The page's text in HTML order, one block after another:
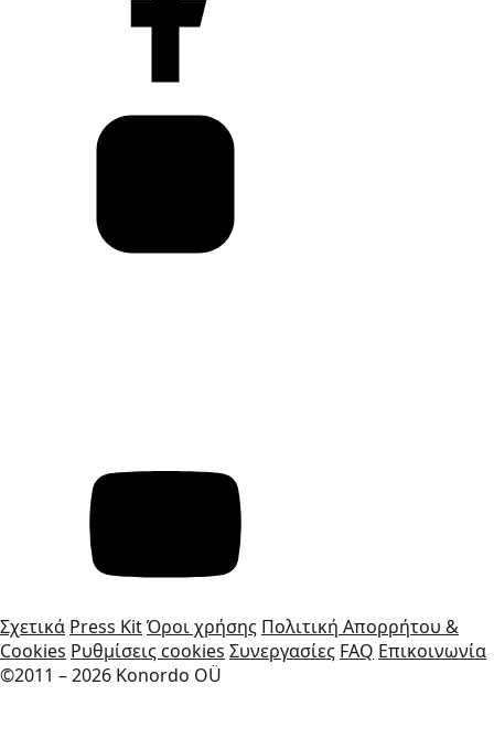
Σχετικά Press KitΌροι χρήσης Πολιτική Απορρήτου &
Cookies Ρυθμίσεις cookies Συνεργασίες FAQ Επικοινωνία
©2011 – 2026 Konordo OÜ